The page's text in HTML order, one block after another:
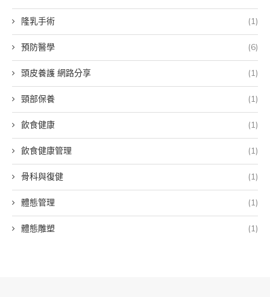
隆乳手術 (1)
預防醫學 (6)
頭皮養護 網路分享 (1)
頸部保養 (1)
飲食健康 (1)
飲食健康管理 (1)
骨科與復健 (1)
體態管理 (1)
體態雕塑 (1)